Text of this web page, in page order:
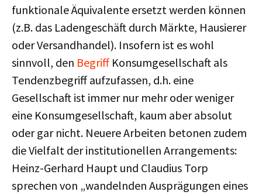
funktionale Äquivalente ersetzt werden können
(z.B. das Ladengeschäft durch Märkte, Hausierer
oder Versandhandel). Insofern ist es wohl
sinnvoll, den Begriff Konsumgesellschaft als
Tendenzbegriff aufzufassen, d.h. eine
Gesellschaft ist immer nur mehr oder weniger
eine Konsumgesellschaft, kaum aber absolut
oder gar nicht. Neuere Arbeiten betonen zudem
die Vielfalt der institutionellen Arrangements:
Heinz-Gerhard Haupt und Claudius Torp
sprechen von „wandelnden Ausprägungen eines